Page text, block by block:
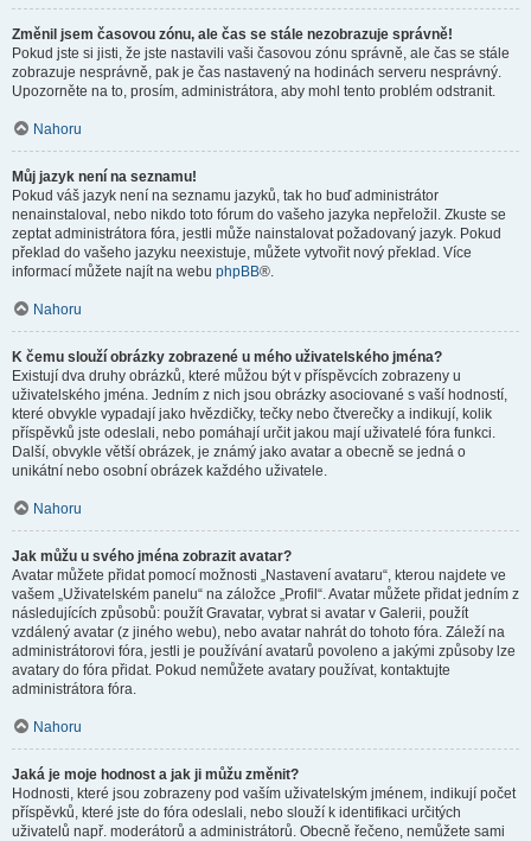
Změnil jsem časovou zónu, ale čas se stále nezobrazuje správně!
Pokud jste si jisti, že jste nastavili vaši časovou zónu správně, ale čas se stále
zobrazuje nesprávně, pak je čas nastavený na hodinách serveru nesprávný.
Upozorněte na to, prosím, administrátora, aby mohl tento problém odstranit.
Nahoru
Můj jazyk není na seznamu!
Pokud váš jazyk není na seznamu jazyků, tak ho buď administrátor
nenainstaloval, nebo nikdo toto fórum do vašeho jazyka nepřeložil. Zkuste se
zeptat administrátora fóra, jestli může nainstalovat požadovaný jazyk. Pokud
překlad do vašeho jazyku neexistuje, můžete vytvořit nový překlad. Více
informací můžete najít na webu phpBB®.
Nahoru
K čemu slouží obrázky zobrazené u mého uživatelského jména?
Existují dva druhy obrázků, které můžou být v příspěvcích zobrazeny u
uživatelského jména. Jedním z nich jsou obrázky asociované s vaší hodností,
které obvykle vypadají jako hvězdičky, tečky nebo čtverečky a indikují, kolik
příspěvků jste odeslali, nebo pomáhají určit jakou mají uživatelé fóra funkci.
Další, obvykle větší obrázek, je známý jako avatar a obecně se jedná o
unikátní nebo osobní obrázek každého uživatele.
Nahoru
Jak můžu u svého jména zobrazit avatar?
Avatar můžete přidat pomocí možnosti „Nastavení avataru“, kterou najdete ve
vašem „Uživatelském panelu“ na záložce „Profil“. Avatar můžete přidat jedním z
následujících způsobů: použít Gravatar, vybrat si avatar v Galerii, použít
vzdálený avatar (z jiného webu), nebo avatar nahrát do tohoto fóra. Záleží na
administrátorovi fóra, jestli je používání avatarů povoleno a jakými způsoby lze
avatary do fóra přidat. Pokud nemůžete avatary používat, kontaktujte
administrátora fóra.
Nahoru
Jaká je moje hodnost a jak ji můžu změnit?
Hodnosti, které jsou zobrazeny pod vaším uživatelským jménem, indikují počet
příspěvků, které jste do fóra odeslali, nebo slouží k identifikaci určitých
uživatelů např. moderátorů a administrátorů. Obecně řečeno, nemůžete sami